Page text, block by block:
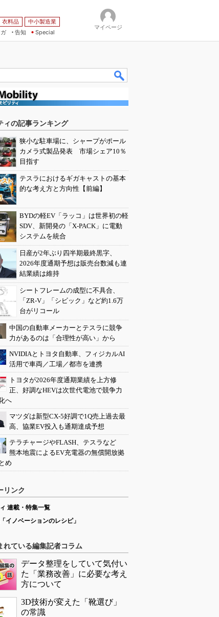
衣料品
中小製造業
告知 Special
マイページ
ィの記事ランキング
狭小な駐車場に、シャープがポール
カメラ式製品発表 市場シェア10％
目指す
テスラにおけるギガキャストの基本
的な考え方と方向性【前編】
BYDの軽EV「ラッコ」は世界初の軽
SDV、新開発の「X-PACK」に電動
システムを統合
日産が2年ぶり四半期最終黒字、
2026年度通期予想は販売台数減も連
結業績は維持
シートフレームの成型に不具合、
「ZR-V」「シビック」など約1.6万
台がリコール
中国の自動車メーカーとテスラに競争
力があるのは「合理性が高い」から
NVIDIAとトヨタ自動車、フィジカルAI
活用で車両／工場／都市を連携
トヨタが2026年度通期業績を上方修
正、好調なHEVは次世代電池で競争力
へ
マツダは新型CX-5好調で1Q売上過去最
高、協業EV投入も通期達成予想
テラチャージやFLASH、テスラなど
熊本地震によるEV充電器の無償開放拠
め
リンク
連載・特集一覧
イノベーションのレシピ」
れている編集記者コラム
データ整理をしていて気付い
た「業務改善」に必要な考え
方について
3D技術が変えた「靴選び」
の常識